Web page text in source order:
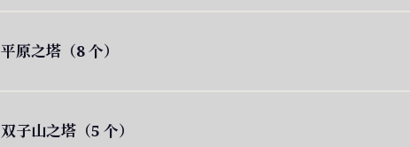
平原之塔（8 个）
双子山之塔（5 个）